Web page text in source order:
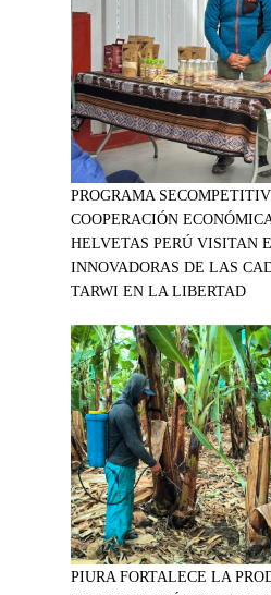
PROGRAMA
COOPERACIÓN
HELVETAS PERÚ VISITAN
INNOVADORAS DE LAS
TARWI EN LA LIBERTAD
PIURA FORTALECE LA